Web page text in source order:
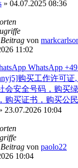
» 04.07.2025 08:36
von
11:02
WhatsApp
购买工作许可
会安全号码，购买
购买证书，购买公
23.07.2026 10:04
von paolo22
10:04